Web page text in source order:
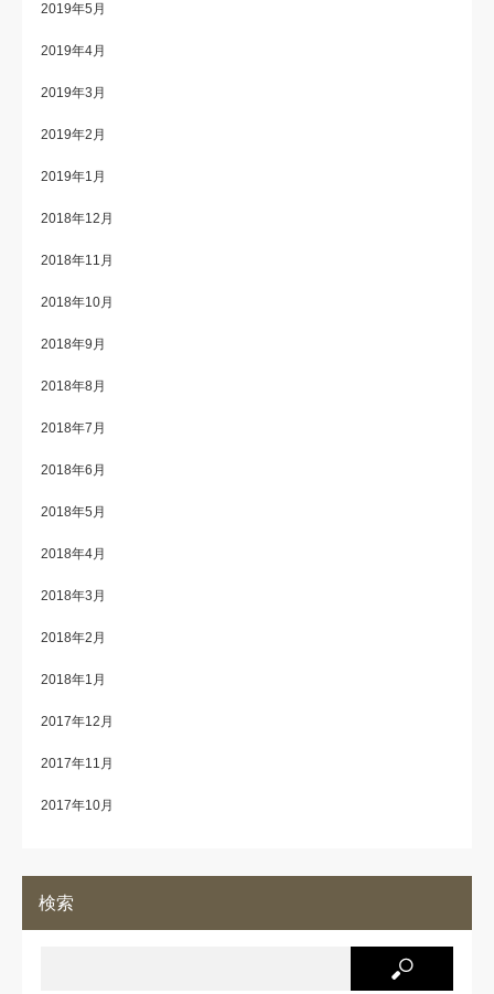
2019年5月
2019年4月
2019年3月
2019年2月
2019年1月
2018年12月
2018年11月
2018年10月
2018年9月
2018年8月
2018年7月
2018年6月
2018年5月
2018年4月
2018年3月
2018年2月
2018年1月
2017年12月
2017年11月
2017年10月
検索